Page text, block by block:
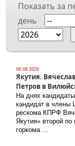
Показать за
день
08.08.2026
Якутия.
Петров в
На днях
кандидат в члены
рескома КПРФ
Якутия» второй по
горкома …